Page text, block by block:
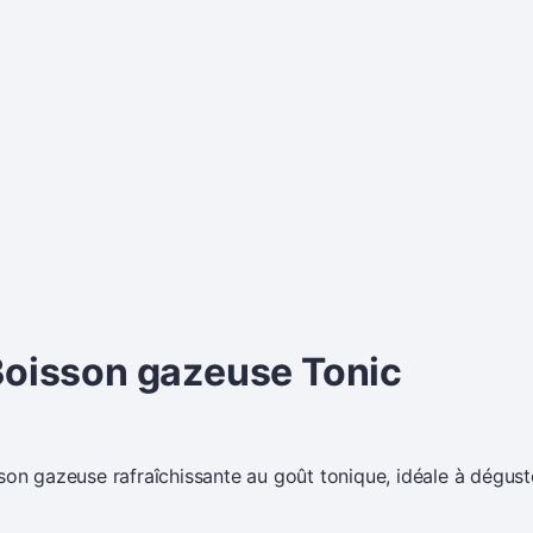
gazeuse Tonic
gazeuse rafraîchissante au goût tonique, idéale à